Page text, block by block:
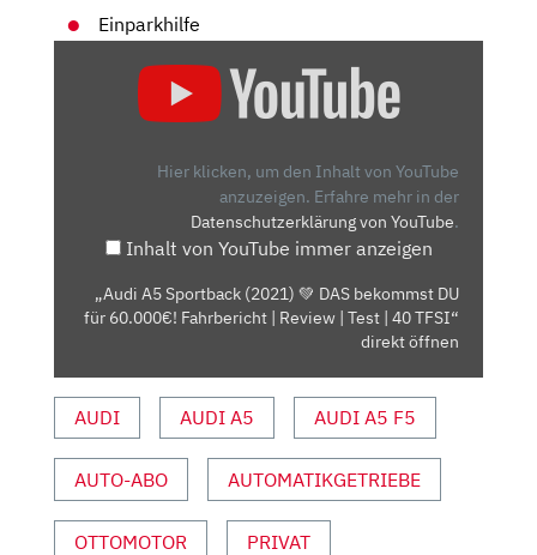
Einparkhilfe
SPORTBACK
60.000€!
REVIEW
TEST
TFSI“
Hier klicken, um den Inhalt von YouTube
anzuzeigen. Erfahre mehr in der
Datenschutzerklärung von YouTube.
Inhalt von YouTube immer anzeigen
„Audi A5 Sportback (2021) 💚 DAS bekommst DU
für 60.000€! Fahrbericht | Review | Test | 40 TFSI“
direkt öffnen
AUDI AUDI A5 AUDI A5 F5
AUTO-ABO AUTOMATIKGETRIEBE
OTTOMOTOR PRIVAT